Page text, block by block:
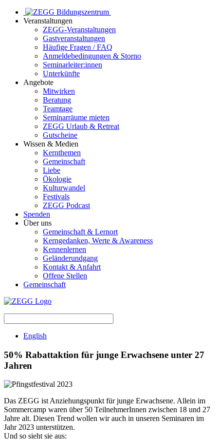
Veranstaltungen
ZEGG-Veranstaltungen
Gastveranstaltungen
Häufige Fragen / FAQ
Anmeldebedingungen & Storno
Seminarleiter:innen
Unterkünfte
Angebote
Mitwirken
Beratung
Teamtage
Seminarräume mieten
ZEGG Urlaub & Retreat
Gutscheine
Wissen & Medien
Kernthemen
Gemeinschaft
Liebe
Ökologie
Kulturwandel
Festivals
ZEGG Podcast
Spenden
Über uns
Gemeinschaft & Lernort
Kerngedanken, Werte & Awareness
Kennenlernen
Geländerundgang
Kontakt & Anfahrt
Offene Stellen
Gemeinschaft
English
50% Rabattaktion für junge Erwachsene unter 27
Jahren
Das ZEGG ist Anziehungspunkt für junge Erwachsene. Allein im
Sommercamp waren über 50 TeilnehmerInnen zwischen 18 und 27
Jahre alt. Diesen Trend wollen wir auch in unseren Seminaren im
Jahr 2023 unterstützen.
Und so sieht sie aus: